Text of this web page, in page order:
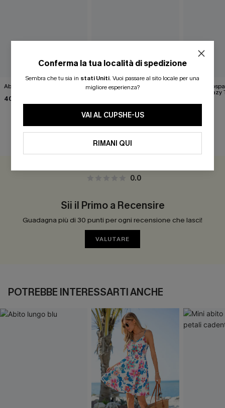
Abito corto blu "Boost Soon"
40,00 €
Pareo midi con lacci laterali
22,00 €24,00 €
Top
hipster
35,00 €
RECENSIONI DEI CLIENTI
0.0
Sii il Primo a Recensire
Guadagna più di 30 punti per ogni recensione che lasci!
VALUTARE
POTREBBE INTERESSARTI ANCHE
Conferma la tua località di spedizione
Sembra che tu sia in stati Uniti. Vuoi passare al sito locale per una
migliore esperienza?
VAI AL CUPSHE-US
RIMANI QUI